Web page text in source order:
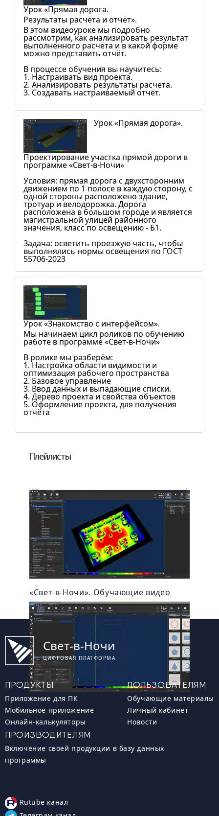
Урок «Прямая дорога.
Результаты расчёта и отчёт».
В этом видеоуроке мы подробно
рассмотрим, как анализировать результат
выполненного расчёта и в какой форме
можно представить отчёт.
В процессе обучения вы научитесь:
1. Настраивать вид проекта.
2. Анализировать результаты расчёта.
3. Создавать настраиваемый отчёт.
Урок «Прямая дорога».
Проектирование участка прямой дороги в
программе «Свет-в-Ночи»
Условия: прямая дорога с двухсторонним
движением по 1 полосе в каждую сторону, с
одной стороны расположено здание,
тротуар и велодорожка. Дорога
расположена в большом городе и является
магистральной улицей районного
значения, класс по освещению - Б1.
Задача: осветить проезжую часть, чтобы
выполнялись нормы освещения по ГОСТ
55706-2023
Урок «Знакомство с интерфейсом».
Мы начинаем цикл роликов по обучению
работе в программе «Свет-в-Ночи»
В ролике мы разберём:
1. Настройка области видимости и
оптимизация рабочего пространства
2. Базовое управление
3. Ввод данных и выпадающие списки.
4. Дерево проекта и свойства объектов
5. Оформление проекта, для получения
отчёта
Плейлисты
«Свет-в-Ночи». Обучающие видео
«Свет-в-Ночи». Примеры проектов
Свет-в-Ночи
ЦИФРОВАЯ ПЛАТФОРМА
ПРОДУКТЫ
Приложение для ПК
Мобильное приложение
Онлайн-калькуляторы
ПОЛЬЗОВАТЕЛЯМ
Обучающие материалы
Личный кабинет
Новости
ПРОИЗВОДИТЕЛЯМ
Включение своей продукции в базу данных
программы
Rutube канал